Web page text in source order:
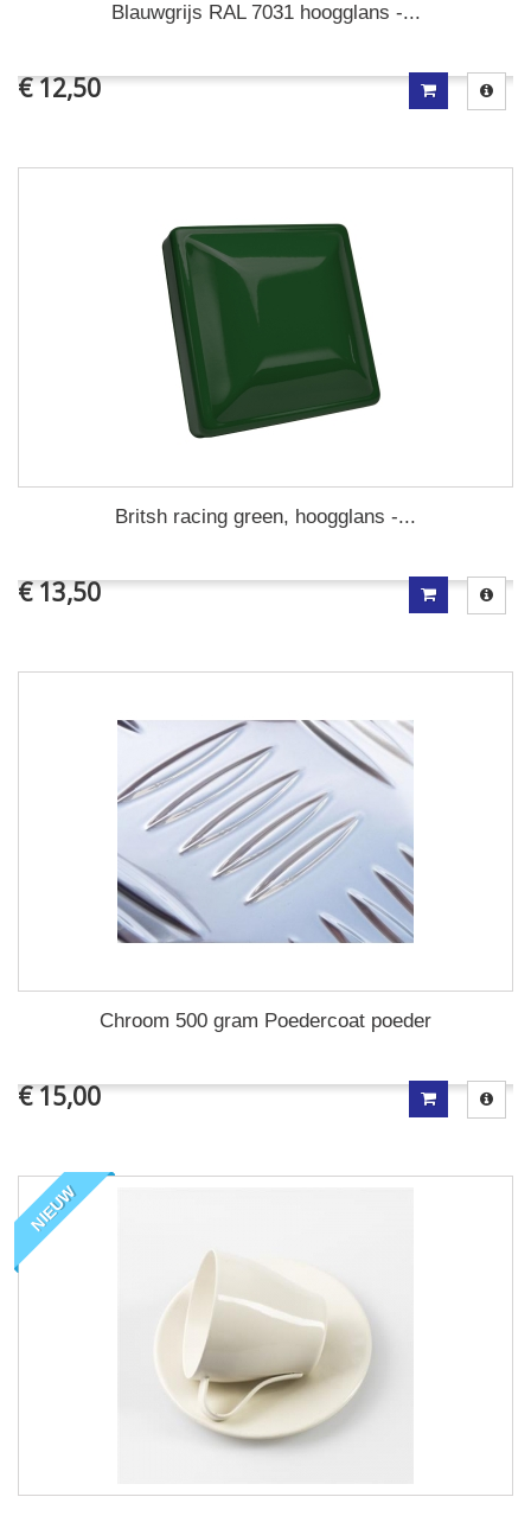
Blauwgrijs RAL 7031 hoogglans -...
€ 12,50
Britsh racing green, hoogglans -...
€ 13,50
Chroom 500 gram Poedercoat poeder
€ 15,00
NIEUW